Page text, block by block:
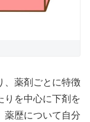
、薬剤ごとに特徴
りを中心に下剤を
薬歴について自分